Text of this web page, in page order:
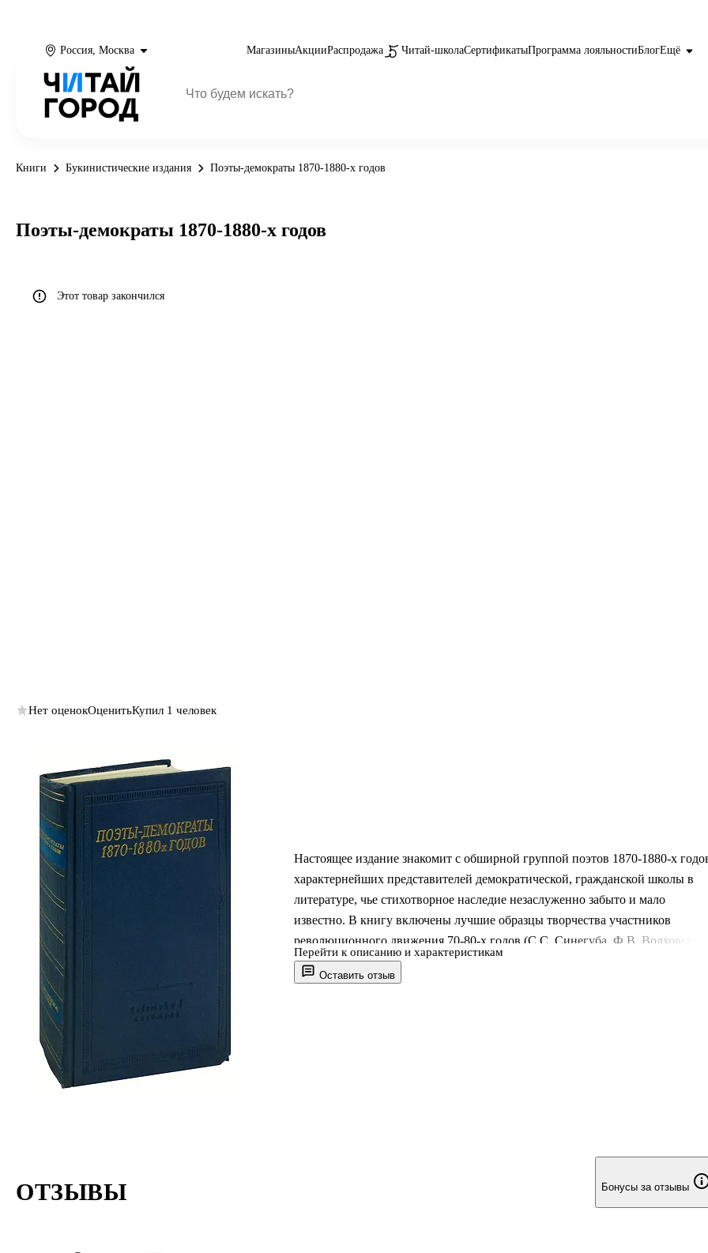
Россия, Москва МагазиныАкцииРаспродажа Читай-школаСертификатыПрограмма лояльностиБлогЕщё
Книги Букинистические издания Поэты-демократы 1870-1880-х годов
Оставить отзыв
Настоящее издание знакомит с обширной группой поэтов 1870-1880-х
характернейших представителей демократической, гражданской школы в
литературе, чье стихотворное наследие незаслуженно забыто и мало
известно. В книгу включены лучшие образцы творчества участников
революционного движения 70-80-х годов (С.С. Синегуба, Ф.В.
Н.А. Морозова, В.Н. Фигнер и другие), - произведения, отразившие
волнующую, полную драматизма жизнь этих героев. Большую часть
Перейти к описанию и характеристикам
Поэты-демократы 1870-1880-х годов
Этот товар закончился
Нет оценокОценитьКупил 1 человек
ОТЗЫВЫ Бонусы за отзывы